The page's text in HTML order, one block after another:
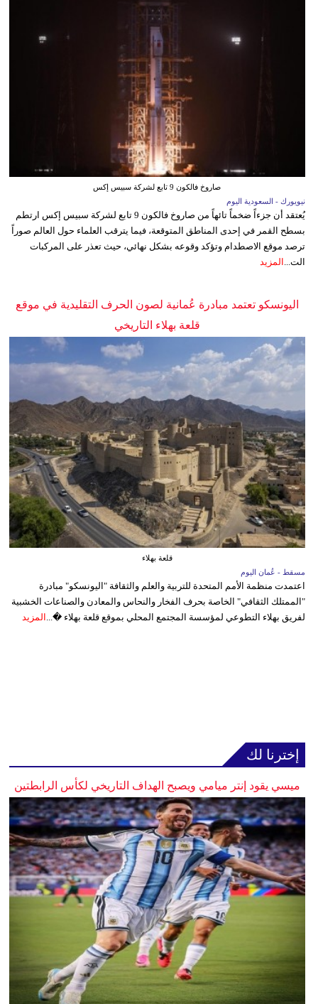
صاروخ فالكون 9 تابع لشركة سبيس إكس
نيويورك - السعودية اليوم
يُعتقد أن جزءاً ضخماً تائهاً من صاروخ فالكون 9 تابع لشركة سبيس إكس ارتطم
بسطح القمر في إحدى المناطق المتوقعة، فيما يترقب العلماء حول العالم صوراً
ترصد موقع الاصطدام وتؤكد وقوعه بشكل نهائي، حيث تعذر على المركبات
الت... المزيد
اليونسكو تعتمد مبادرة عُمانية لصون الحرف التقليدية في موقع
قلعة بهلاء التاريخي
قلعة بهلاء
مسقط - عُمان اليوم
اعتمدت منظمة الأمم المتحدة للتربية والعلم والثقافة "اليونسكو" مبادرة
"الممتلك الثقافي" الخاصة بحرف الفخار والنحاس والمعادن والصناعات الخشبية
لفريق بهلاء التطوعي لمؤسسة المجتمع المحلي بموقع قلعة بهلاء �... المزيد
إخترنا لك
ميسي يقود إنتر ميامي ويصبح الهداف التاريخي لكأس الرابطتين